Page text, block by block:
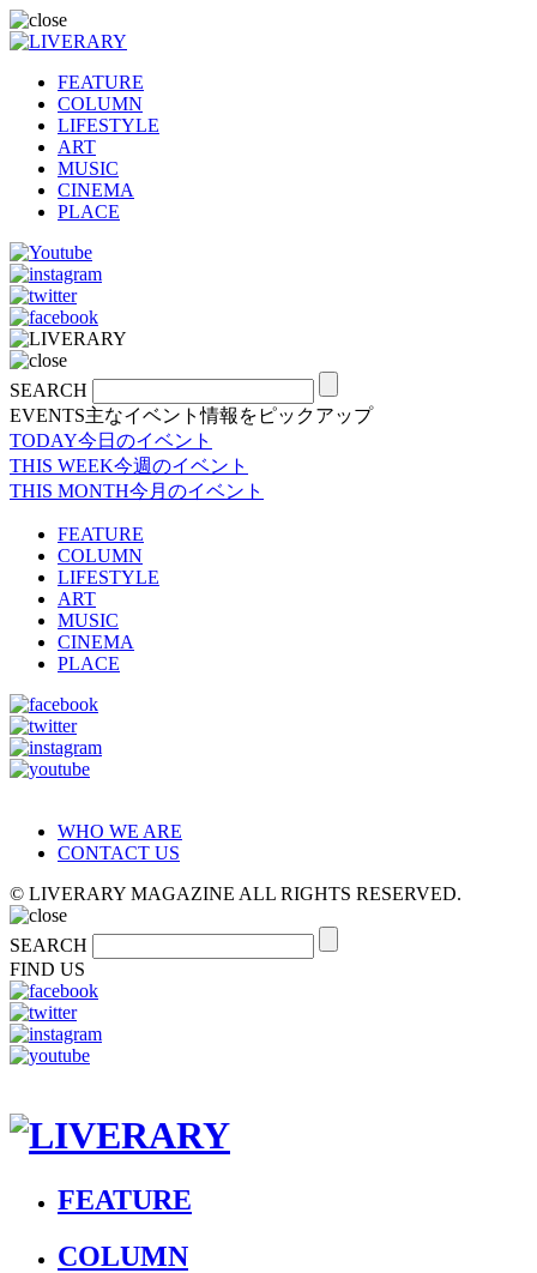
FEATURE
COLUMN
LIFESTYLE
ART
MUSIC
CINEMA
PLACE
SEARCH
EVENTS主なイベント情報をピックアップ
TODAY今日のイベント
THIS WEEK今週のイベント
THIS MONTH今月のイベント
FEATURE
COLUMN
LIFESTYLE
ART
MUSIC
CINEMA
PLACE
WHO WE ARE
CONTACT US
© LIVERARY MAGAZINE ALL RIGHTS RESERVED.
SEARCH
FIND US
FEATURE
COLUMN